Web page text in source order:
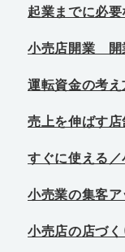
起業までに必要
小売店開業 開
運転資金の考え
売上を伸ばす
すぐに使える
小売業の集客ア
小売店の店づく